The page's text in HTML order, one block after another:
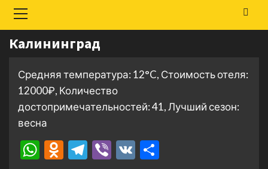
меню
Калининград
Средняя температура: 12°C, Стоимость отеля:
12000₽, Количество
достопримечательностей: 41, Лучший сезон:
весна
WhatsApp
Odnoklassniki
Telegram
Viber
VK